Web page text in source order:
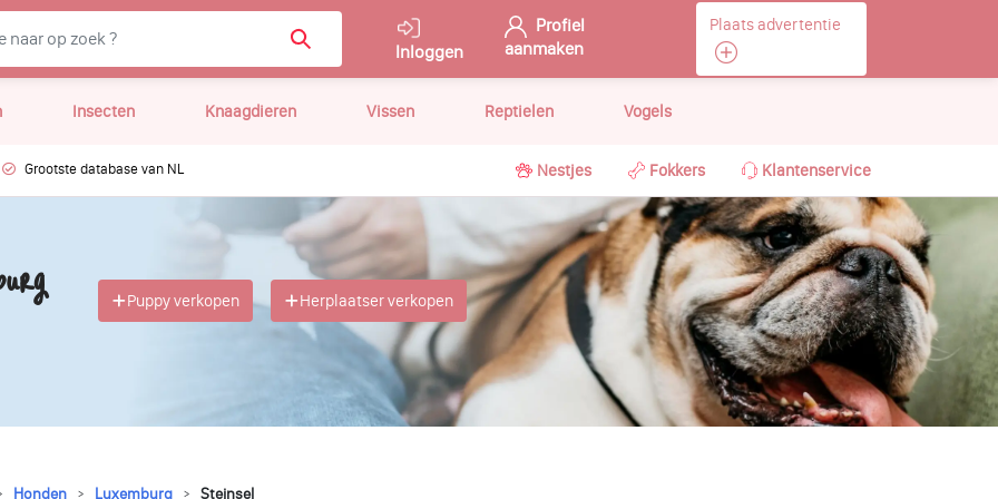
Inloggen
Profiel
aanmaken
Plaats advertentie
Insecten Knaagdieren Vissen Reptielen Vogels
Grootste database van NL Nestjes Fokkers Klantenservice
Puppy verkopen Herplaatser verkopen
Honden Luxemburg Steinsel